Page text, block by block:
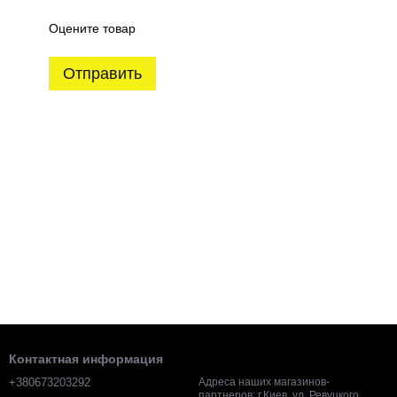
Оцените товар
Отправить
Контактная информация
+380673203292
Адреса наших магазинов-